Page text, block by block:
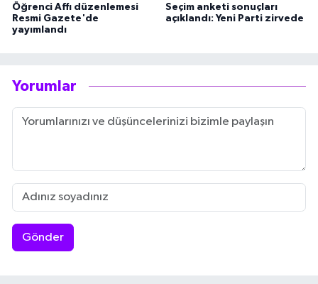
Öğrenci Affı düzenlemesi
Resmi Gazete'de
yayımlandı
Seçim anketi sonuçları
açıklandı: Yeni Parti zirvede
Yorumlar
Gönder